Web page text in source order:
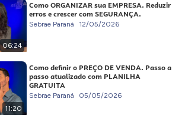
06:24
Como ORGANIZAR sua EMPRESA. Reduzir
erros e crescer com SEGURANÇA.
Sebrae Paraná 12/05/2026
11:20
Como definir o PREÇO DE VENDA. Passo a
passo atualizado com PLANILHA
GRATUITA
Sebrae Paraná 05/05/2026